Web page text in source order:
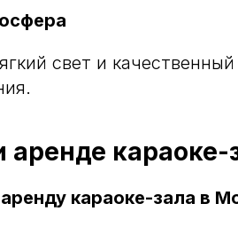
свет и
аренде караоке-
аренду караоке-зала в